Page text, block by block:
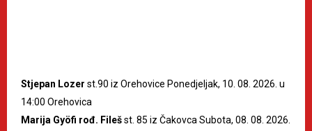
Stjepan Lozer st.90 iz Orehovice Ponedjeljak, 10. 08. 2026. u
14:00 Orehovica
Marija Gyöfi rođ. Filešst. 85 iz Čakovca Subota, 08. 08. 2026.